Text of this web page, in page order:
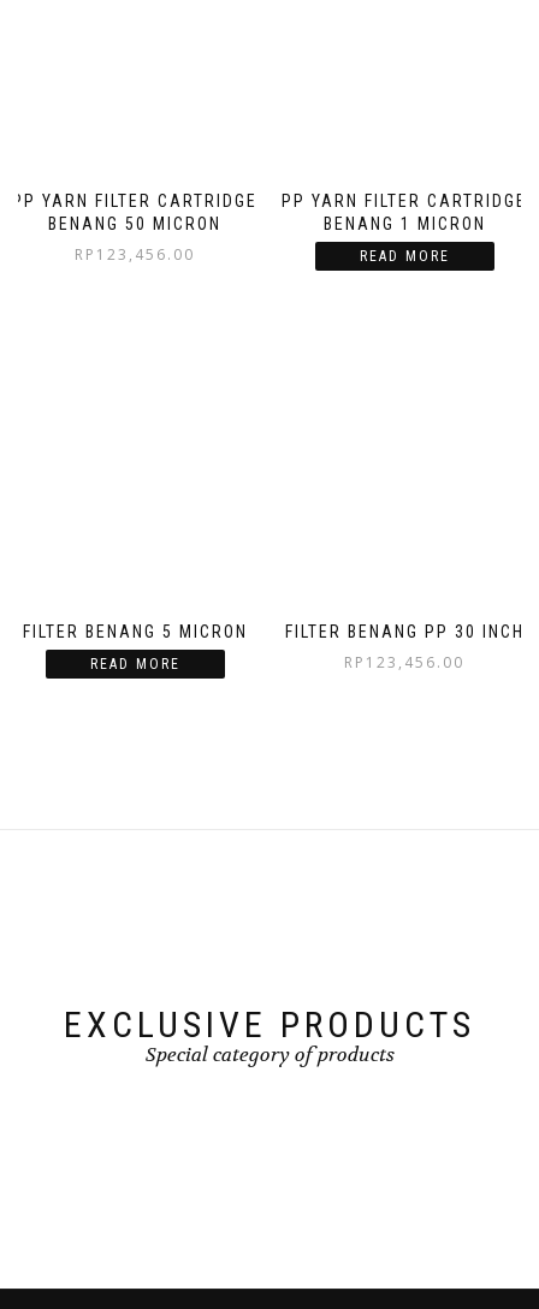
PP YARN FILTER CARTRIDGE
BENANG 50 MICRON
RP 123,456.00
PP YARN FILTER CARTRIDGE
BENANG 1 MICRON
READ MORE
FILTER BENANG 5 MICRON
READ MORE
FILTER BENANG PP 30 INCH
RP 123,456.00
EXCLUSIVE PRODUCTS
Special category of products